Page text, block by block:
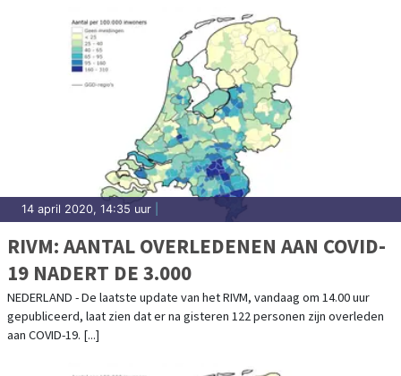
14 april 2020, 14:35 uur
RIVM: AANTAL OVERLEDENEN AAN COVID-
19 NADERT DE 3.000
NEDERLAND - De laatste update van het RIVM, vandaag om 14.00 uur
gepubliceerd, laat zien dat er na gisteren 122 personen zijn overleden
aan COVID-19. [...]